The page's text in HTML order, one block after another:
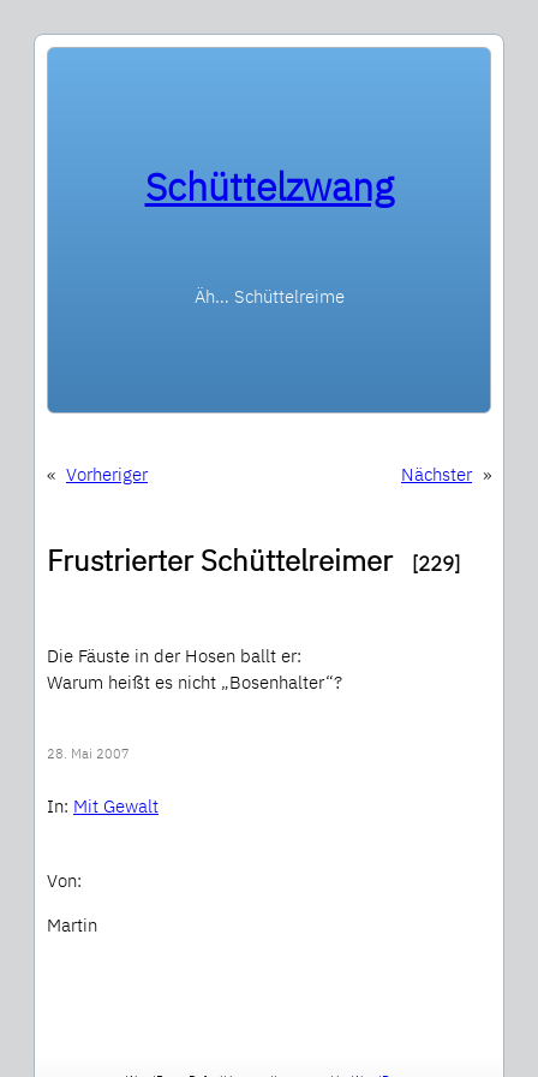
Schüttelzwang
Äh… Schüttelreime
« Vorheriger Nächster »
Frustrierter Schüttelreimer[229]
Die Fäuste in der Hosen ballt er:
Warum heißt es nicht „Bosenhalter“?
28. Mai 2007
In: Mit Gewalt
Von:
Martin